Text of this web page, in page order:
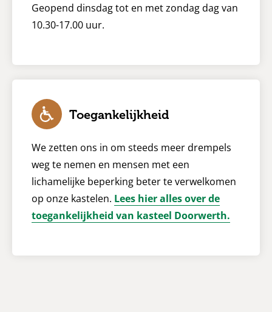
Geopend dinsdag tot en met zondag dag van
10.30-17.00 uur.
Toegankelijkheid
We zetten ons in om steeds meer drempels
weg te nemen en mensen met een
lichamelijke beperking beter te verwelkomen
op onze kastelen. Lees hier alles over de
toegankelijkheid van kasteel Doorwerth.